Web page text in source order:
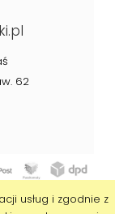
usług i zgodnie z
62
Sklep internetowy